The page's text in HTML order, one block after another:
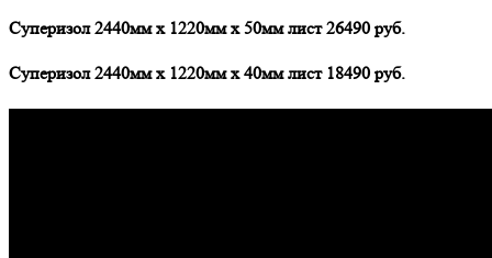
Суперизол 2440мм х 1220мм х 50мм лист 26490 руб.
Суперизол 2440мм х 1220мм х 40мм лист 18490 руб.